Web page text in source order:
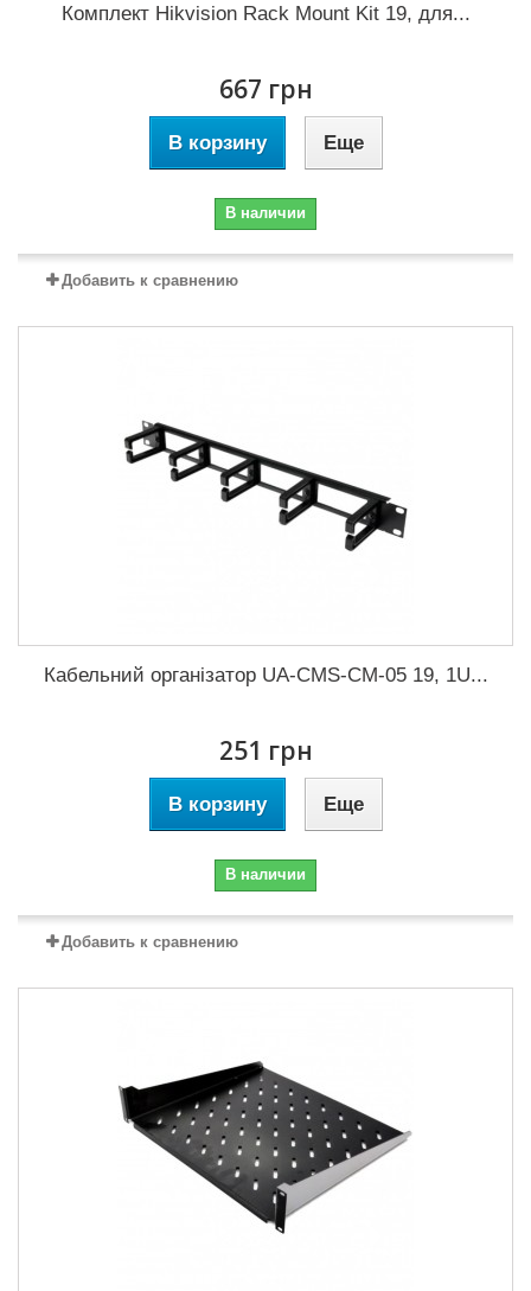
Комплект Hikvision Rack Mount Kit 19, для...
667 грн
В корзину Еще
В наличии
Добавить к сравнению
Кабельний організатор UA-CMS-CM-05 19, 1U...
251 грн
В корзину Еще
В наличии
Добавить к сравнению